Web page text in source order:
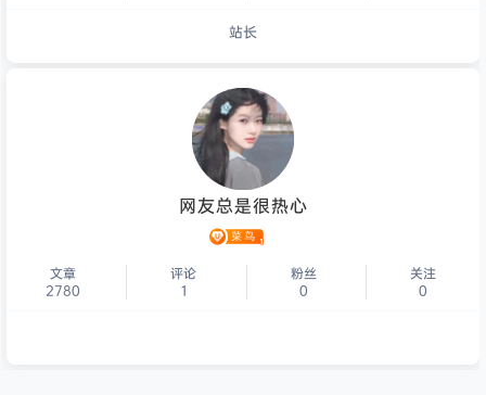
站长
个人主页
网友总是很热心
文章
2780
评论
1
粉丝
0
关注
0